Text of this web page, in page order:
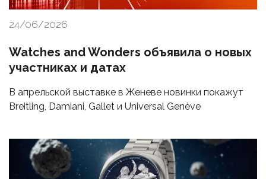
24/06/2026
Watches and Wonders объявила о новых
участниках и датах
В апрельской выставке в Женеве новинки покажут
Breitling, Damiani, Gallet и Universal Genève